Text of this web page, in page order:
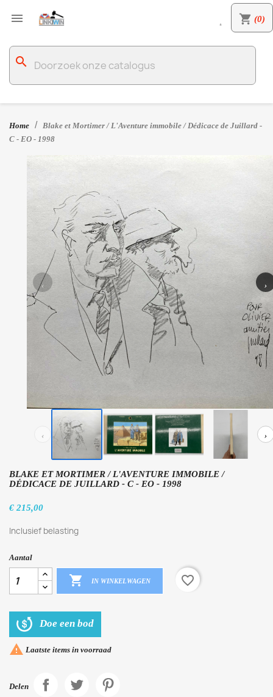
 shopping_cart (0)

search
Home
Blake et Mortimer / L'Aventure immobile / Dédicace de Juillard -
C - EO - 1998
‹ ›
‹ ›
BLAKE ET MORTIMER / L'AVENTURE IMMOBILE /
DÉDICACE DE JUILLARD - C - EO - 1998
€ 215,00
Inclusief belasting
Aantal
 IN WINKELWAGEN favorite_border
Doe een bod
 Laatste items in voorraad
Delen